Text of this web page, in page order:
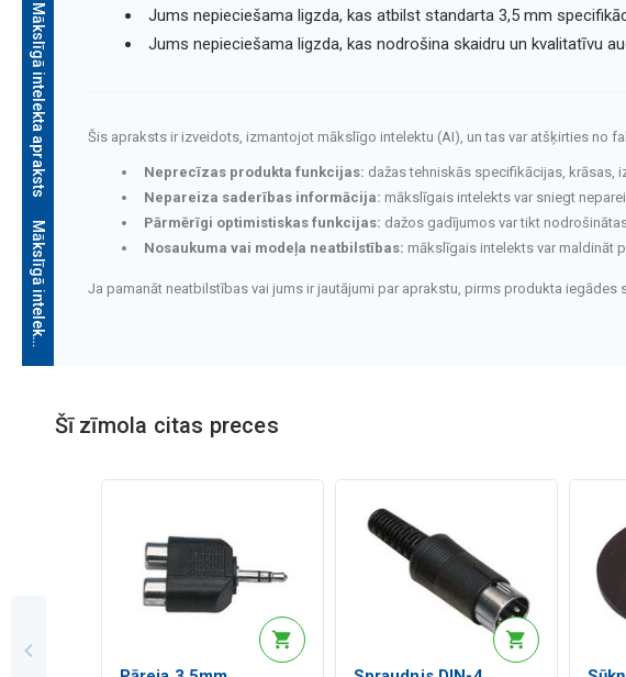
Mākslīgā intelekta apraksts
M
ā
k
s
l
ī
g
ā
i
n
t
e
l
e
k
t
a
a
p
r
a
k
s
t
s
Jums nepieciešama ligzda, kas atbilst standarta 3,5 mm
Jums nepieciešama ligzda, kas nodrošina skaidru un kvalitatīvu
Šis apraksts ir izveidots, izmantojot mākslīgo intelektu (AI), un tas var atšķirties no
Neprecīzas produkta funkcijas: dažas tehniskās specifikācijas, krāsas,
Nepareiza saderības informācija: mākslīgais intelekts var sniegt
Pārmērīgi optimistiskas funkcijas: dažos gadījumos var tikt
Nosaukuma vai modeļa neatbilstības: mākslīgais intelekts var maldināt
Ja pamanāt neatbilstības vai jums ir jautājumi par aprakstu, pirms produkta iegādes
Šī zīmola citas preces